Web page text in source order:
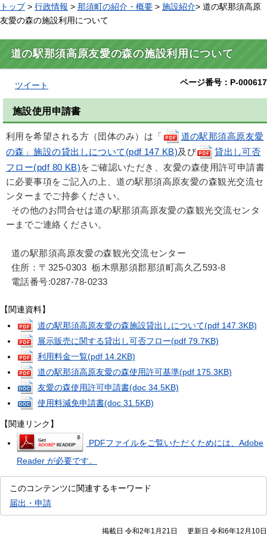
トップ> 行政情報 > 那須町の紹介・概要 > 施設紹介> 道の駅那須高原
友愛の森の施設利用について
道の駅那須高原友愛の森の施設利用について
ページ番号：P-000617
ツイート
施設使用申請書
利用を希望される方（団体のみ）は「
道の駅那須高原友愛
の森」施設の貸出しについて(pdf 147 KB)及び
貸出し可否
フロー(pdf 80 KB)をご確認いただき、友愛の森使用許可申請書
に必要事項をご記入の上、道の駅那須高原友愛の森観光交流セ
ンターまでご持参ください。
その他のお問合せは道の駅那須高原友愛の森観光交流センタ
ーまでご連絡ください。
道の駅那須高原友愛の森観光交流センター
住所：〒325-0303 栃木県那須郡那須町高久乙593-8
電話番号:0287-78-0233
【関連資料】
道の駅那須高原友愛の森施設貸出しについて(pdf 147.3KB)
展示販売に関する貸出し可否フロー(pdf 79.7KB)
利用料金一覧(pdf 14.2KB)
道の駅那須高原友愛の森使用許可基準(pdf 175.3KB)
友愛の森使用許可申請書(doc 34.5KB)
使用料減免申請書(doc 31.5KB)
【関連リンク】
PDFファイルをご覧いただくためには、Adobe
Reader が必要です。
このコンテンツに関連するキーワード
届出・申請
掲載日 令和2年1月21日 更新日 令和6年12月10日